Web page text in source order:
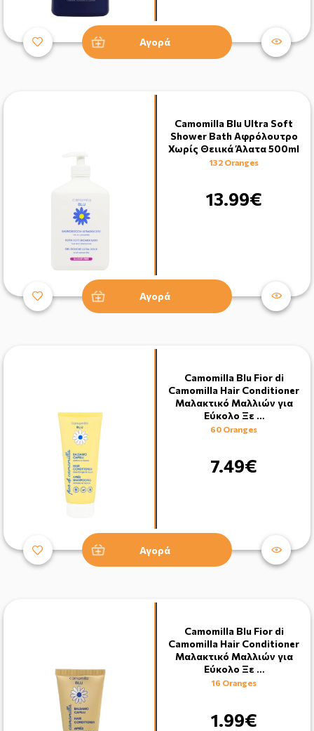
Αγορά
Camomilla Blu Ultra Soft
Shower Bath Αφρόλουτρο
Χωρίς Θειικά Άλατα 500ml
132 Oranges
13.99€
Αγορά
Camomilla Blu Fior di
Camomilla Hair Conditioner
Μαλακτικό Μαλλιών για
Εύκολο Ξε …
60 Oranges
7.49€
Αγορά
Camomilla Blu Fior di
Camomilla Hair Conditioner
Μαλακτικό Μαλλιών για
Εύκολο Ξε …
16 Oranges
1.99€